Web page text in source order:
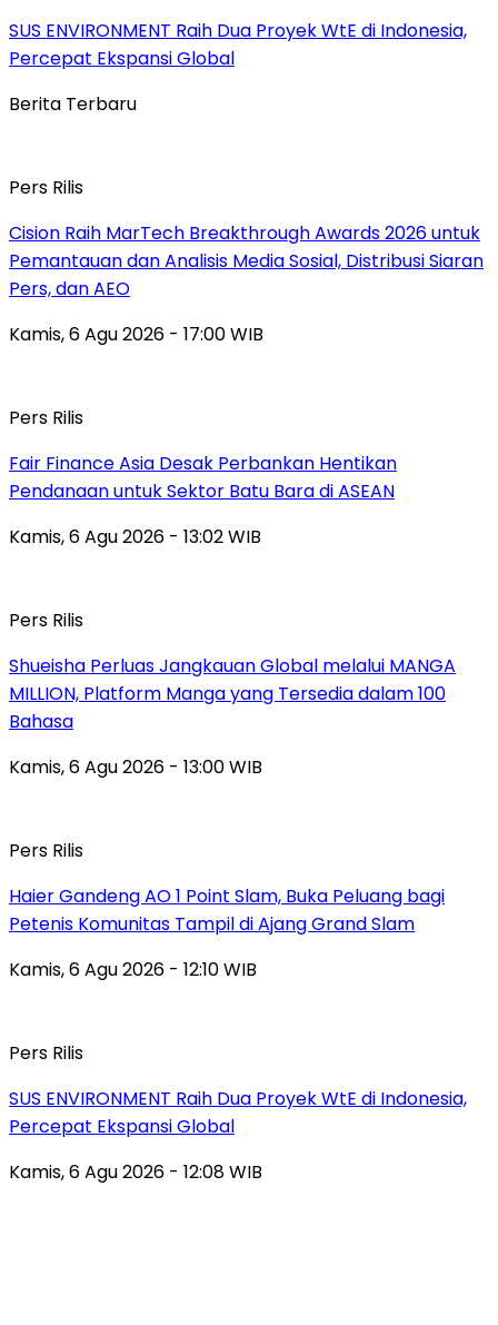
SUS ENVIRONMENT Raih Dua Proyek WtE di Indonesia,
Percepat Ekspansi Global
Berita Terbaru
Pers Rilis
Cision Raih MarTech Breakthrough Awards 2026 untuk
Pemantauan dan Analisis Media Sosial, Distribusi Siaran
Pers, dan AEO
Kamis, 6 Agu 2026 - 17:00 WIB
Pers Rilis
Fair Finance Asia Desak Perbankan Hentikan
Pendanaan untuk Sektor Batu Bara di ASEAN
Kamis, 6 Agu 2026 - 13:02 WIB
Pers Rilis
Shueisha Perluas Jangkauan Global melalui MANGA
MILLION, Platform Manga yang Tersedia dalam 100
Bahasa
Kamis, 6 Agu 2026 - 13:00 WIB
Pers Rilis
Haier Gandeng AO 1 Point Slam, Buka Peluang bagi
Petenis Komunitas Tampil di Ajang Grand Slam
Kamis, 6 Agu 2026 - 12:10 WIB
Pers Rilis
SUS ENVIRONMENT Raih Dua Proyek WtE di Indonesia,
Percepat Ekspansi Global
Kamis, 6 Agu 2026 - 12:08 WIB